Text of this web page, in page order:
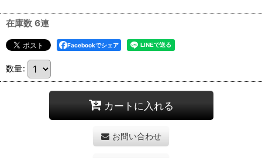
在庫数 6連
Facebookでシェア
数量:
カートに入れる
お問い合わせ